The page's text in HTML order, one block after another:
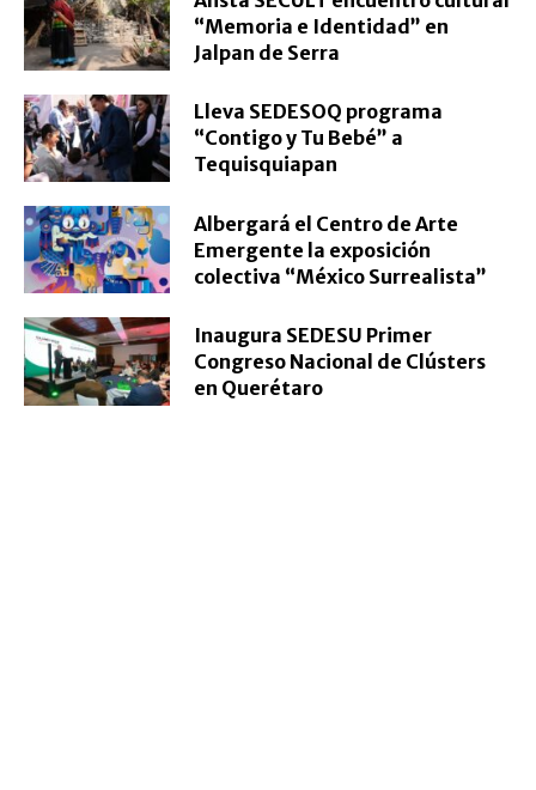
“Memoria e Identidad” en
Jalpan de Serra
Lleva SEDESOQ programa
“Contigo y Tu Bebé” a
Tequisquiapan
Albergará el Centro de Arte
Emergente la exposición
colectiva “México Surrealista”
Inaugura SEDESU Primer
Congreso Nacional de Clústers
en Querétaro